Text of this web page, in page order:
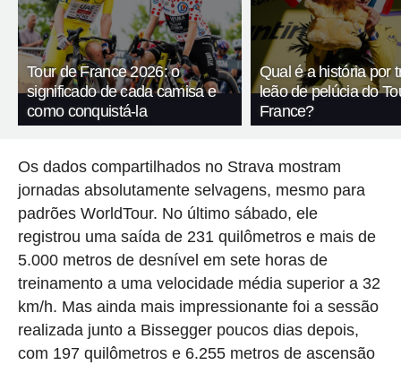
Tour de France 2026: o
significado de cada camisa e
como conquistá-la
Qual é a história por
leão de pelúcia do
France?
Os dados compartilhados no Strava mostram
jornadas absolutamente selvagens, mesmo para
padrões WorldTour. No último sábado, ele
registrou uma saída de 231 quilômetros e mais de
5.000 metros de desnível em sete horas de
treinamento a uma velocidade média superior a 32
km/h. Mas ainda mais impressionante foi a sessão
realizada junto a Bissegger poucos dias depois,
com 197 quilômetros e 6.255 metros de ascensão